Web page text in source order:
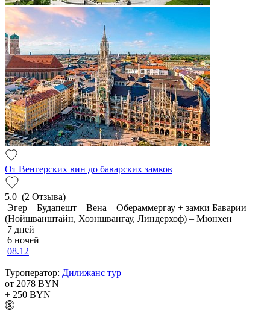
От Венгерских вин до баварских замков
5.0 (2 Отзыва)
Эгер – Будапешт – Вена – Обераммергау + замки Баварии
(Нойшванштайн, Хоэншвангау, Линдерхоф) – Мюнхен
7 дней
6 ночей
08.12
Туроператор: Дилижанс тур
от 2078 BYN
+ 250 BYN